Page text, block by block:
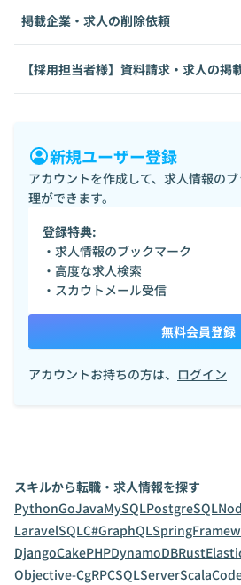
掲載企業・求人の削除依頼
【採用担当者様】資料請求・求人の掲
新規ユーザー登録
アカウントを作成して、求人情報の
理ができます。
登録特典:
・求人情報のブックマーク
・高度な求人検索
・スカウトメール受信
無料会員登録
アカウントお持ちの方は、 ログイン
スキルから転職・求人情報を探す
PythonGoJavaMySQLPostgreSQL
LaravelSQLC#GraphQL
DjangoCakePHPDynamoDBRust
Objective-CgRPCSQLServerScala